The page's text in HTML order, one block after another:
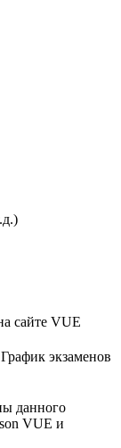
сайте VUE
экзаменов
данного
VUE и